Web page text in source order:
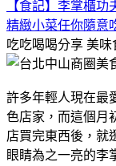
【食記】李掌櫃
精緻小菜任你隨意
吃吃喝喝分享 美味
許多年輕人現在最
色店家，而這個月
店買完東西後，就
眼睛為之一亮的李